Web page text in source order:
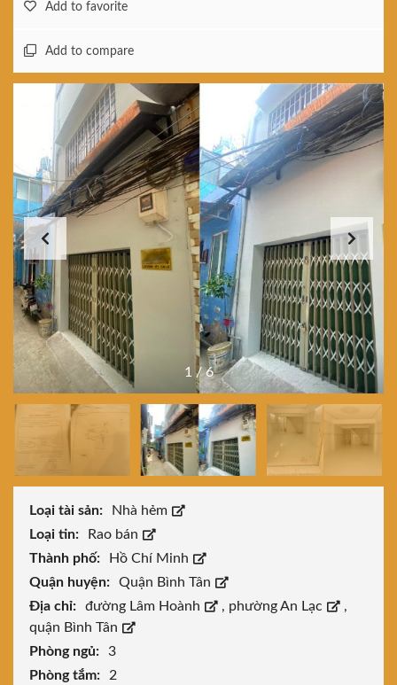
Add to favorite
Add to compare
1 /6
Loại tài sản:
Nhà hẻm
Loại tin:
Rao bán
Thành phố:
Hồ Chí Minh
Quận huyện:
Quận Bình Tân
Địa chỉ:
đường Lâm Hoành , phường An Lạc
,
quận Bình Tân
Phòng ngủ:
3
Phòng tắm:
2